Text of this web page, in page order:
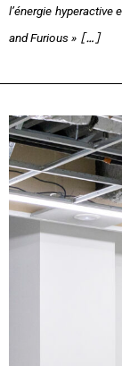
l’énergie hyperactive
and Furious » […]